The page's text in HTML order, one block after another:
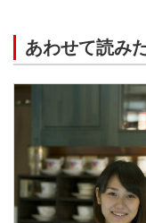
あわせて読み